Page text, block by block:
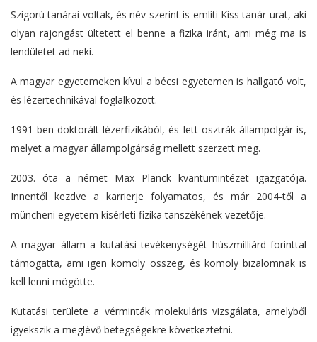
Szigorú tanárai voltak, és név szerint is említi Kiss tanár urat, aki
olyan rajongást ültetett el benne a fizika iránt, ami még ma is
lendületet ad neki.
A magyar egyetemeken kívül a bécsi egyetemen is hallgató volt,
és lézertechnikával foglalkozott.
1991-ben doktorált lézerfizikából, és lett osztrák állampolgár is,
melyet a magyar állampolgárság mellett szerzett meg.
2003. óta a német Max Planck kvantumintézet igazgatója.
Innentől kezdve a karrierje folyamatos, és már 2004-től a
müncheni egyetem kísérleti fizika tanszékének vezetője.
A magyar állam a kutatási tevékenységét húszmilliárd forinttal
támogatta, ami igen komoly összeg, és komoly bizalomnak is
kell lenni mögötte.
Kutatási területe a vérminták molekuláris vizsgálata, amelyből
igyekszik a meglévő betegségekre következtetni.